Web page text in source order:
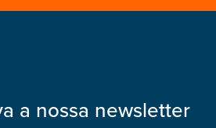
a nossa newsletter